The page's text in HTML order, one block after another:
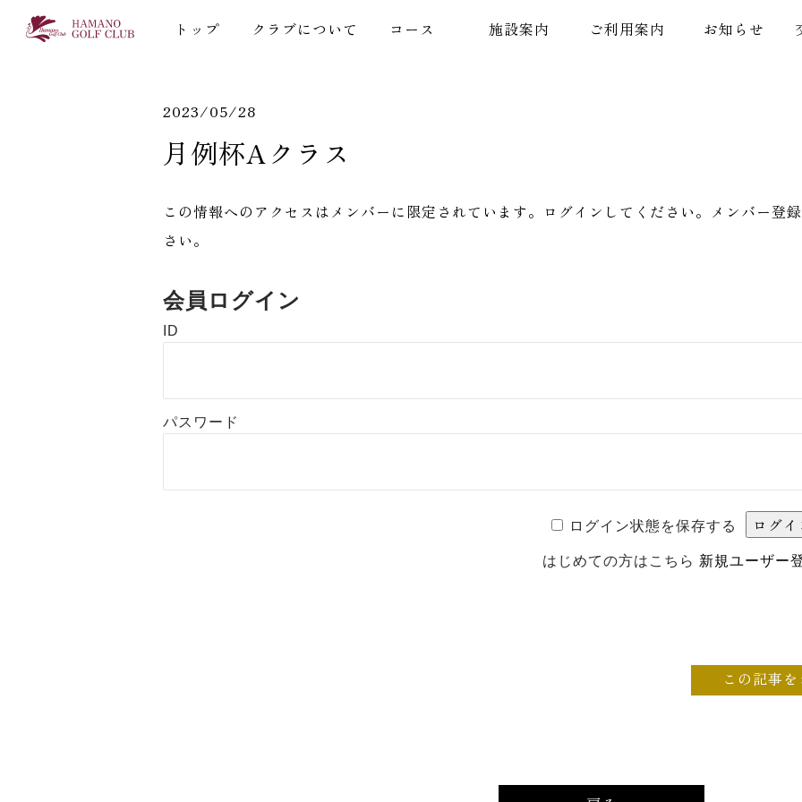
トップ クラブについて コース 施設案内 ご利用案内 お知らせ
2023/05/28
月例杯Aクラス
この情報へのアクセスはメンバーに限定されています。ログインしてください。メンバー登
さい。
会員ログイン
ID
パスワード
ログイン状態を保存する
はじめての方はこちら 新規ユーザー
この記事